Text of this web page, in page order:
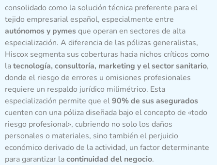
consolidado como la solución técnica preferente para el
tejido empresarial español, especialmente entre
autónomos y pymesque operan en sectores de alta
especialización. A diferencia de las pólizas generalistas,
Hiscox segmenta sus coberturas hacia nichos críticos como
latecnología, consultoría, marketing y el sector sanitario,
donde el riesgo de errores u omisiones profesionales
requiere un respaldo jurídico milimétrico. Esta
especialización permite que el90% de sus asegurados
cuenten con una póliza diseñada bajo el concepto de «todo
riesgo profesional», cubriendo no solo los daños
personales o materiales, sino también el perjuicio
económico derivado de la actividad, un factor determinante
para garantizar lacontinuidad del negocio.